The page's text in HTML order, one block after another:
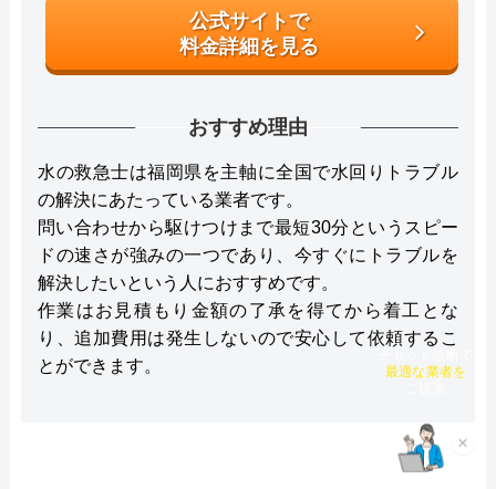
公式サイトで
料金詳細を見る
おすすめ理由
水の救急士は福岡県を主軸に全国で水回りトラブル
の解決にあたっている業者です。
問い合わせから駆けつけまで最短30分というスピー
ドの速さが強みの一つであり、今すぐにトラブルを
解決したいという人におすすめです。
作業はお見積もり金額の了承を得てから着工とな
り、追加費用は発生しないので安心して依頼するこ
とができます。
×
チャット診断で
最適な業者を